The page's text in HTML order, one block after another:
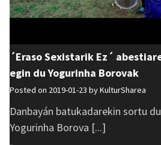
´Eraso Sexistarik Ez´
egin du Yogurinha Borovak
Posted on 2019-01-23 byKulturSharea
Danbayán batukadarekin sortu
Yogurinha Borova [...]